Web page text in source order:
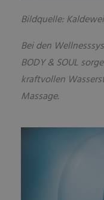
Bildquelle: Kaldewei
Bei den
BODY & SOUL
kraftvollen
Massage.